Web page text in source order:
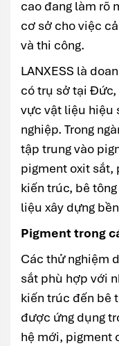
cao đang làm rõ
cơ sở cho việc
và thi công.
LANXESS là
có trụ sở tại Đức,
vực vật liệu hiệu
nghiệp. Trong
tập trung vào
pigment oxit sắt,
kiến trúc, bê
liệu xây dựng
Pigment trong
Các thử nghiệm
sắt phù hợp với
kiến trúc đến bê
được ứng dụng
hệ mới, pigment